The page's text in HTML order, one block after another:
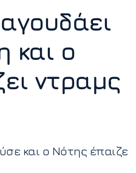
και ο
ντραμς
και ο Νότης έπαιζε